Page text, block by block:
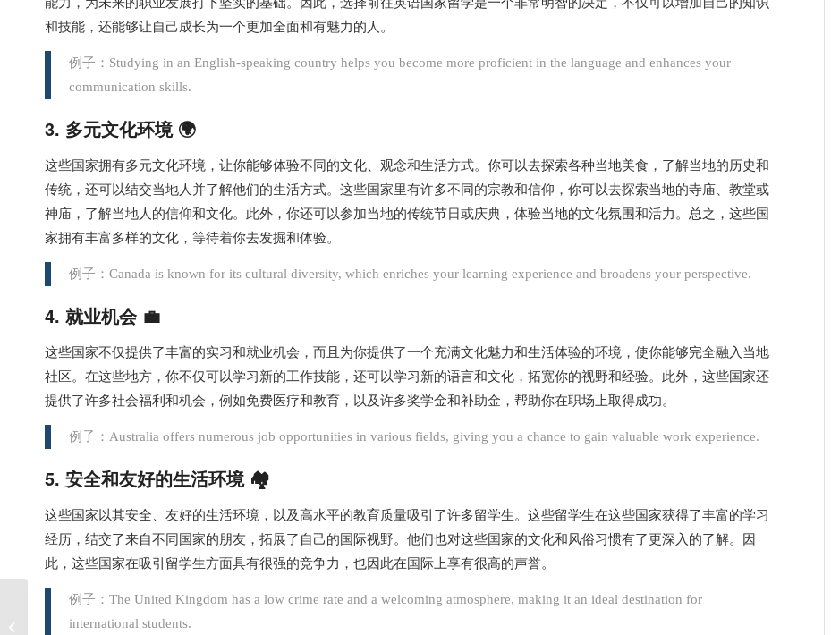
和技能，还能够让自己成长为一个更加全面和有魅力的人。
例子：Studying in an English-speaking country helps you become more proficient in the language and enhances your
communication skills.
3. 多元文化环境 🌍
这些国家拥有多元文化环境，让你能够体验不同的文化、观念和生活方式。你可以去探索各种当地美食，了解当地的历史和
传统，还可以结交当地人并了解他们的生活方式。这些国家里有许多不同的宗教和信仰，你可以去探索当地的寺庙、教堂或
神庙，了解当地人的信仰和文化。此外，你还可以参加当地的传统节日或庆典，体验当地的文化氛围和活力。总之，这些国
家拥有丰富多样的文化，等待着你去发掘和体验。
例子：Canada is known for its cultural diversity, which enriches your learning experience and broadens your perspective.
4. 就业机会 💼
这些国家不仅提供了丰富的实习和就业机会，而且为你提供了一个充满文化魅力和生活体验的环境，使你能够完全融入当地
社区。在这些地方，你不仅可以学习新的工作技能，还可以学习新的语言和文化，拓宽你的视野和经验。此外，这些国家还
提供了许多社会福利和机会，例如免费医疗和教育，以及许多奖学金和补助金，帮助你在职场上取得成功。
例子：Australia offers numerous job opportunities in various fields, giving you a chance to gain valuable work experience.
5. 安全和友好的生活环境 🏘️
这些国家以其安全、友好的生活环境，以及高水平的教育质量吸引了许多留学生。这些留学生在这些国家获得了丰富的学习
经历，结交了来自不同国家的朋友，拓展了自己的国际视野。他们也对这些国家的文化和风俗习惯有了更深入的了解。因
此，这些国家在吸引留学生方面具有很强的竞争力，也因此在国际上享有很高的声誉。
例子：The United Kingdom has a low crime rate and a welcoming atmosphere, making it an ideal destination for
international students.
快速应对英国Essay写
作，五步策略让你轻松